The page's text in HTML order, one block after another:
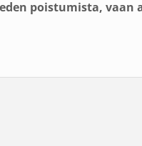
poistumista, vaan
paljon helpompaa